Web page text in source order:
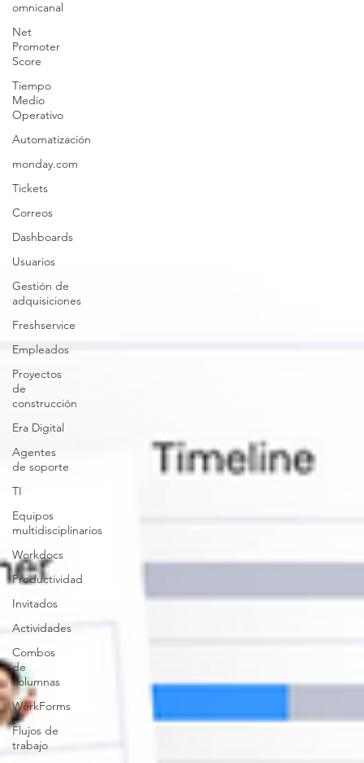
omnicanal
Net
Promoter
Score
Tiempo
Medio
Operativo
Automatización
monday.com
Tickets
Correos
Dashboards
Usuarios
Gestión de
adquisiciones
Freshservice
Empleados
Proyectos
de
construcción
Era Digital
Agentes
de soporte
TI
Equipos
multidisciplinarios
Workdocs
Productividad
Invitados
Actividades
Combos
de
columnas
WorkForms
Flujos de
trabajo